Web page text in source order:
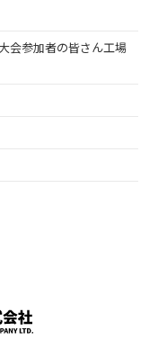
会参加者の皆さん工場